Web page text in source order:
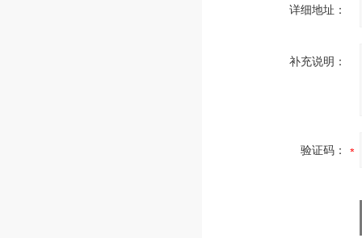
详细地址：
补充说明：
验证码：